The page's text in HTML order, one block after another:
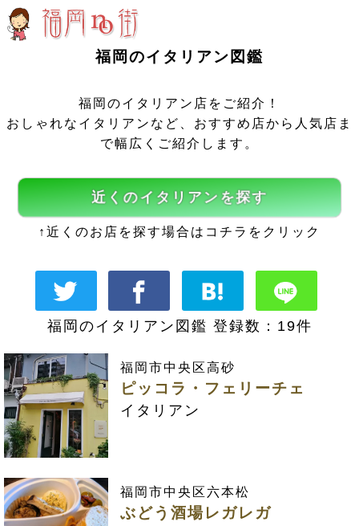
福岡のイタリアン図鑑
福岡のイタリアン店をご紹介！
おしゃれなイタリアンなど、おすすめ店から人気店ま
で幅広くご紹介します。
近くのイタリアンを探す
↑近くのお店を探す場合はコチラをクリック
福岡のイタリアン図鑑 登録数： 19件
福岡市中央区高砂
ピッコラ・フェリーチェ
イタリアン
福岡市中央区六本松
ぶどう酒場レガレガ